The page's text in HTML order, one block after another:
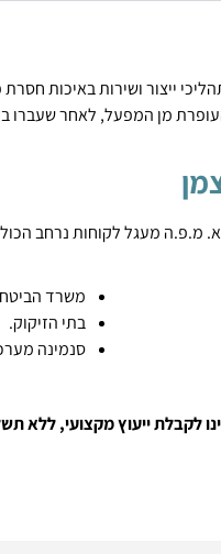
ייצור ושירות באיכות
מן המפעל, לאחר שעברו
מ.פ.ה מעגל לקוחות נרחב
משרד
בתי הזיקוק.
סנמינה
ייעוץ מקצועי, ללא תשלום או